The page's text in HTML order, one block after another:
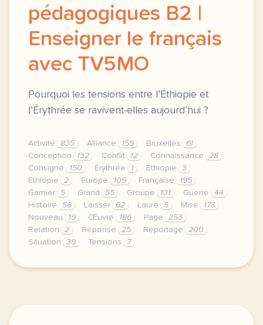
pédagogiques B2 |
Enseigner le français
avec TV5MO
Pourquoi les tensions entre l’Éthiopie et
l’Érythrée se ravivent-elles aujourd’hui ?
Activité 835 Alliance 159 Bruxelles
61
Conception
132 Conflit 12 Connaissance
28
Consigne
150 Érythrée 1 Éthiopie
3
Ethiopie
2 Europe 109 Française
195
Garnier
5 Grand 55 Groupe 131 Guerre
44
Histoire
56 Laisser 62 Laure 5 Mise
173
Nouveau
19 Œuvre 186 Page
253
Relation
2 Réponse 25 Reportage
200
Situation
39 Tensions 7
continuer sans accepter le respect de votre vie